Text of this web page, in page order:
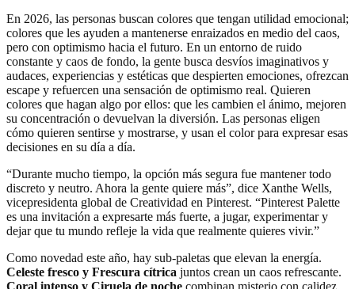
En 2026, las personas buscan colores que tengan utilidad emocional;
colores que les ayuden a mantenerse enraizados en medio del caos,
pero con optimismo hacia el futuro. En un entorno de ruido
constante y caos de fondo, la gente busca desvíos imaginativos y
audaces, experiencias y estéticas que despierten emociones, ofrezcan
escape y refuercen una sensación de optimismo real. Quieren
colores que hagan algo por ellos: que les cambien el ánimo, mejoren
su concentración o devuelvan la diversión. Las personas eligen
cómo quieren sentirse y mostrarse, y usan el color para expresar esas
decisiones en su día a día.
“Durante mucho tiempo, la opción más segura fue mantener todo
discreto y neutro. Ahora la gente quiere más”, dice Xanthe Wells,
vicepresidenta global de Creatividad en Pinterest. “Pinterest Palette
es una invitación a expresarte más fuerte, a jugar, experimentar y
dejar que tu mundo refleje la vida que realmente quieres vivir.”
Como novedad este año, hay sub-paletas que elevan la energía.
Celeste fresco y Frescura cítrica juntos crean un caos refrescante.
Coral intenso y Ciruela de noche combinan misterio con calidez.